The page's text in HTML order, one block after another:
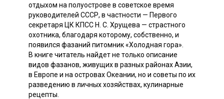
отдыхом на полуострове в советское время
руководителей СССР, в частности — Первого
секретаря ЦК КПСС Н. С. Хрущева — страстного
охотника, благодаря которому, собственно, и
появился фазаний питомник «Холодная гора».
В книге читатель найдет не только описание
видов фазанов, живущих в разных районах Азии,
в Европе и на островах Океании, но и советы по их
разведению в личных хозяйствах, кулинарные
рецепты.